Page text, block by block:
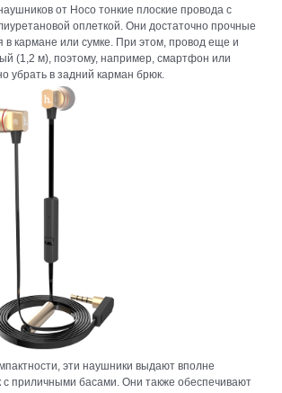
от Hoco тонкие плоские провода с
оплеткой. Они достаточно прочные
в кармане или сумке. При этом, провод еще и
(1,2 м), поэтому, например, смартфон или
убрать в задний карман брюк.
эти наушники выдают вполне
с приличными басами. Они также обеспечивают